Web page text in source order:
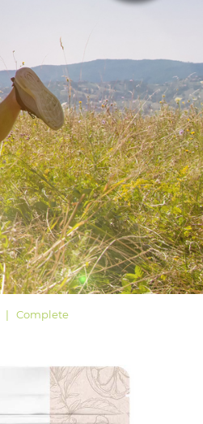
Complete